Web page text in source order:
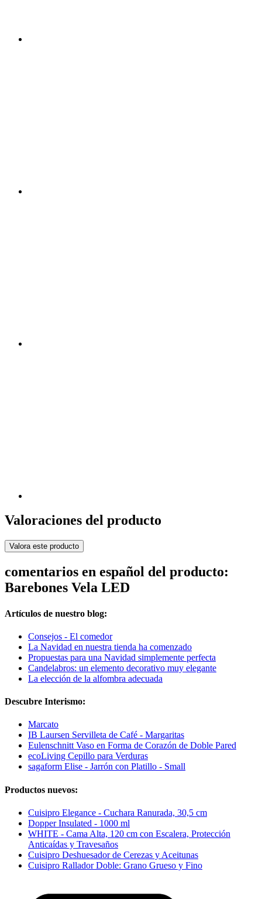
Valoraciones del producto
Valora este producto
comentarios en español del producto:
Barebones Vela LED
Artículos de nuestro blog:
Consejos - El comedor
La Navidad en nuestra tienda ha comenzado
Propuestas para una Navidad simplemente perfecta
Candelabros: un elemento decorativo muy elegante
La elección de la alfombra adecuada
Descubre Interismo:
Marcato
IB Laursen Servilleta de Café - Margaritas
Eulenschnitt Vaso en Forma de Corazón de Doble Pared
ecoLiving Cepillo para Verduras
sagaform Elise - Jarrón con Platillo - Small
Productos nuevos:
Cuisipro Elegance - Cuchara Ranurada, 30,5 cm
Dopper Insulated - 1000 ml
WHITE - Cama Alta, 120 cm con Escalera, Protección
Anticaídas y Travesaños
Cuisipro Deshuesador de Cerezas y Aceitunas
Cuisipro Rallador Doble: Grano Grueso y Fino